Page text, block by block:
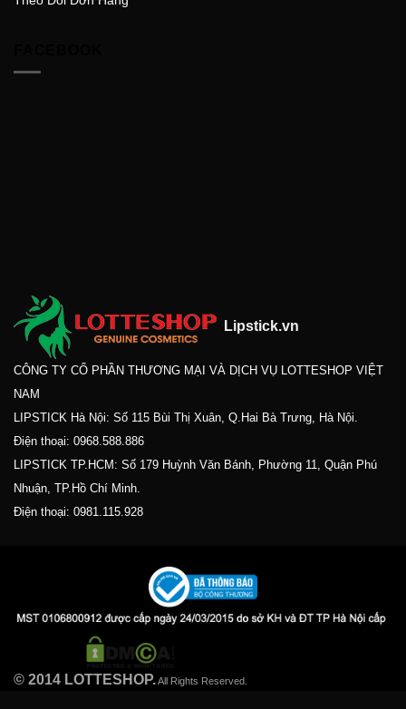
Lipstick.vn
CÔNG TY CỔ PHẦN THƯƠNG MẠI VÀ DỊCH VỤ LOTTESHOP VIỆT
NAM
LIPSTICK Hà Nội: Số 115 Bùi Thị Xuân, Q.Hai Bà Trưng, Hà Nội.
Điện thoại: 0968.588.886
LIPSTICK TP.HCM: Số 179 Huỳnh Văn Bánh, Phường 11, Quận Phú
Nhuận, TP.Hồ Chí Minh.
Điện thoại: 0981.115.928
© 2014 LOTTESHOP.All Rights Reserved.